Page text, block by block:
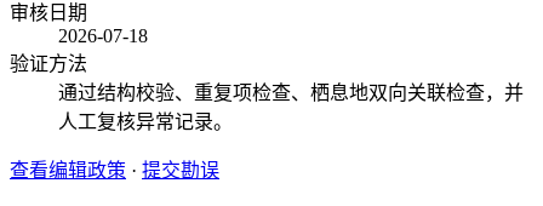
审核日期
2026-07-18
验证方法
通过结构校验、重复项检查、栖息地双向关联检查，并
人工复核异常记录。
查看编辑政策 · 提交勘误